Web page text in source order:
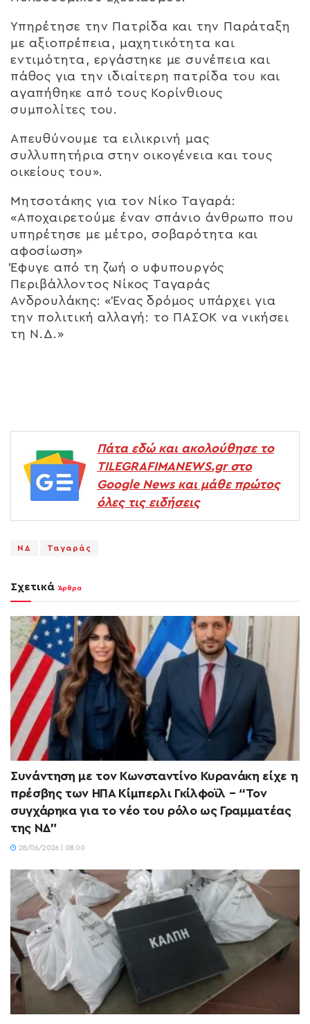
Υπηρέτησε την Πατρίδα και την Παράταξη
με αξιοπρέπεια, μαχητικότητα και
εντιμότητα, εργάστηκε με συνέπεια και
πάθος για την ιδιαίτερη πατρίδα του και
αγαπήθηκε από τους Κορίνθιους
συμπολίτες του.
Απευθύνουμε τα ειλικρινή μας
συλλυπητήρια στην οικογένεια και τους
οικείους του».
Μητσοτάκης για τον Νίκο Ταγαρά:
«Αποχαιρετούμε έναν σπάνιο άνθρωπο που
υπηρέτησε με μέτρο, σοβαρότητα και
αφοσίωση»
Έφυγε από τη ζωή ο υφυπουργός
Περιβάλλοντος Νίκος Ταγαράς
Ανδρουλάκης: «Ένας δρόμος υπάρχει για
την πολιτική αλλαγή: το ΠΑΣΟΚ να νικήσει
τη Ν.Δ.»
Πάτα εδώ και ακολούθησε το
TILEGRAFIMANEWS.gr στο
Google News και μάθε πρώτος
όλες τις ειδήσεις
ΝΔ Ταγαράς
Σχετικά Άρθρα
Συνάντηση με τον Κωνσταντίνο Κυρανάκη είχε η
πρέσβης των ΗΠΑ Κίμπερλι Γκίλφοϊλ – “Τον
συγχάρηκα για το νέο του ρόλο ως Γραμματέας
της ΝΔ”
28/06/2026 | 08:00